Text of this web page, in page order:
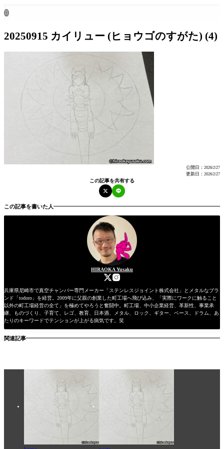

20250915 カイリュー (ヒョウゴのすがた) (4)
公開日： 2026/2/27
更新日： 2026/2/27
この記事を共有する
この記事を書いた人
HIRAOKA Yusaku
兵庫県尼崎市で真空チャンバー専門メーカー「ステンレスジョイント株式会社」とメタルなブラ
ンド「todoro」を経営。2009年に父親の創業した町工場へ飛び込み、「実際にワークに触ること
以外の町工場経営の全て」を極めてやろうと奮闘中。町工場、中小企業経営、革新性、事業承
継、ものづくり、子育て、レゴ、教育、日本酒、メタル、ロック、ギター、ベース、ドラム、あ
たりのキーワードでテンションが上がる病気です。笑
関連記事